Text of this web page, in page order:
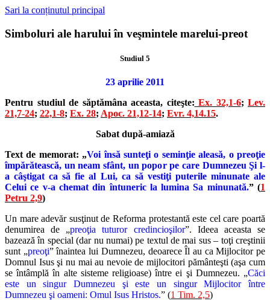
Sari la conținutul principal
Simboluri ale harului în veşmintele marelui-preot
Studiul 5
23 aprilie 2011
Pentru studiul de săptămâna aceasta, citeşte: Ex. 32,1-6; Lev.
21,7-24; 22,1-8; Ex. 28; Apoc. 21,12-14; Evr. 4,14.15.
Sabat după-amiază
Text de memorat: „Voi însă sunteţi o seminţie aleasă, o preoţie
împărătească, un neam sfânt, un popor pe care Dumnezeu Şi l-
a câştigat ca să fie al Lui, ca să vestiţi puterile minunate ale
Celui ce v-a chemat din întuneric la lumina Sa minunată.” (1
Petru 2,9)
Un mare adevăr susţinut de Reforma protestantă este cel care poartă
denumirea de „preoţia tuturor credincioşilor”. Ideea aceasta se
bazează în special (dar nu numai) pe textul de mai sus – toţi creştinii
sunt „preoţi” înaintea lui Dumnezeu, deoarece Îl au ca Mijlocitor pe
Domnul Isus şi nu mai au nevoie de mijlocitori pământeşti (aşa cum
se întâmplă în alte sisteme religioase) între ei şi Dumnezeu. „Căci
este un singur Dumnezeu şi este un singur Mijlocitor între
Dumnezeu şi oameni: Omul Isus Hristos.” (1 Tim. 2,5)